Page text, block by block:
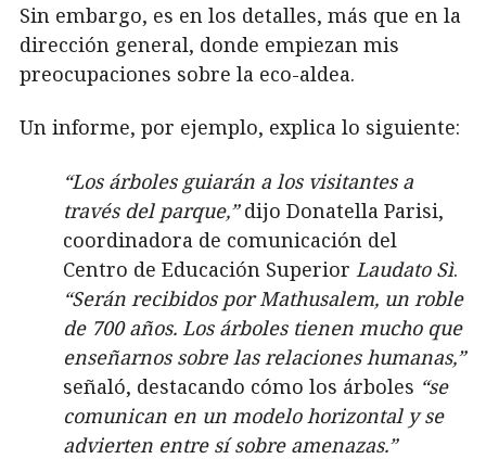
Sin embargo, es en los detalles, más que en la
dirección general, donde empiezan mis
preocupaciones sobre la eco-aldea.
Un informe, por ejemplo, explica lo siguiente:
“Los árboles guiarán a los visitantes a
través del parque,”dijo Donatella Parisi,
coordinadora de comunicación del
Centro de Educación Superior Laudato Sì.
“Serán recibidos por Mathusalem, un roble
de 700 años. Los árboles tienen mucho que
enseñarnos sobre las relaciones humanas,”
señaló, destacando cómo los árboles “se
comunican en un modelo horizontal y se
advierten entre sí sobre amenazas.”